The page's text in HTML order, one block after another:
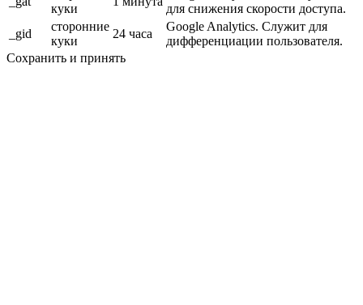
куки
для снижения скорости доступа.
_gid
сторонние
куки
24 часа
Google Analytics. Служит для
дифференциации пользователя.
Сохранить и принять